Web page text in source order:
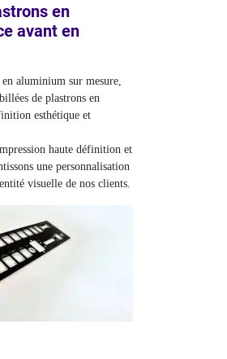
en
avant en
aluminium sur mesure,
de plastrons en
esthétique et
haute définition et
une personnalisation
visuelle de nos clients.